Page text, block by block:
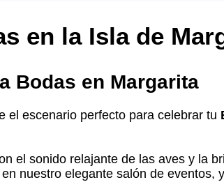
en la Isla de
Bodas en Margarita
el escenario perfecto para celebrar tu
el sonido relajante de las aves y la
nuestro elegante salón de eventos,